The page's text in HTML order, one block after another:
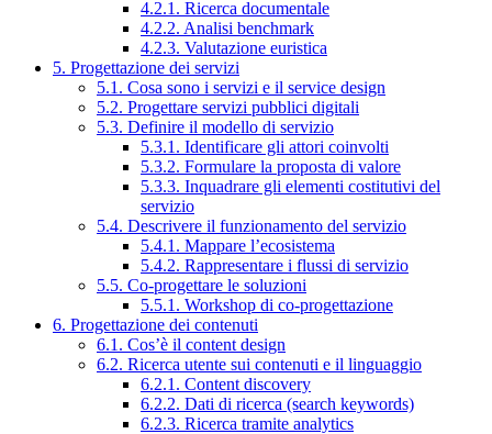
4.2.1. Ricerca documentale
4.2.2. Analisi benchmark
4.2.3. Valutazione euristica
5. Progettazione dei servizi
5.1. Cosa sono i servizi e il service design
5.2. Progettare servizi pubblici digitali
5.3. Definire il modello di servizio
5.3.1. Identificare gli attori coinvolti
5.3.2. Formulare la proposta di valore
5.3.3. Inquadrare gli elementi costitutivi del
servizio
5.4. Descrivere il funzionamento del servizio
5.4.1. Mappare l’ecosistema
5.4.2. Rappresentare i flussi di servizio
5.5. Co-progettare le soluzioni
5.5.1. Workshop di co-progettazione
6. Progettazione dei contenuti
6.1. Cos’è il content design
6.2. Ricerca utente sui contenuti e il linguaggio
6.2.1. Content discovery
6.2.2. Dati di ricerca (search keywords)
6.2.3. Ricerca tramite analytics